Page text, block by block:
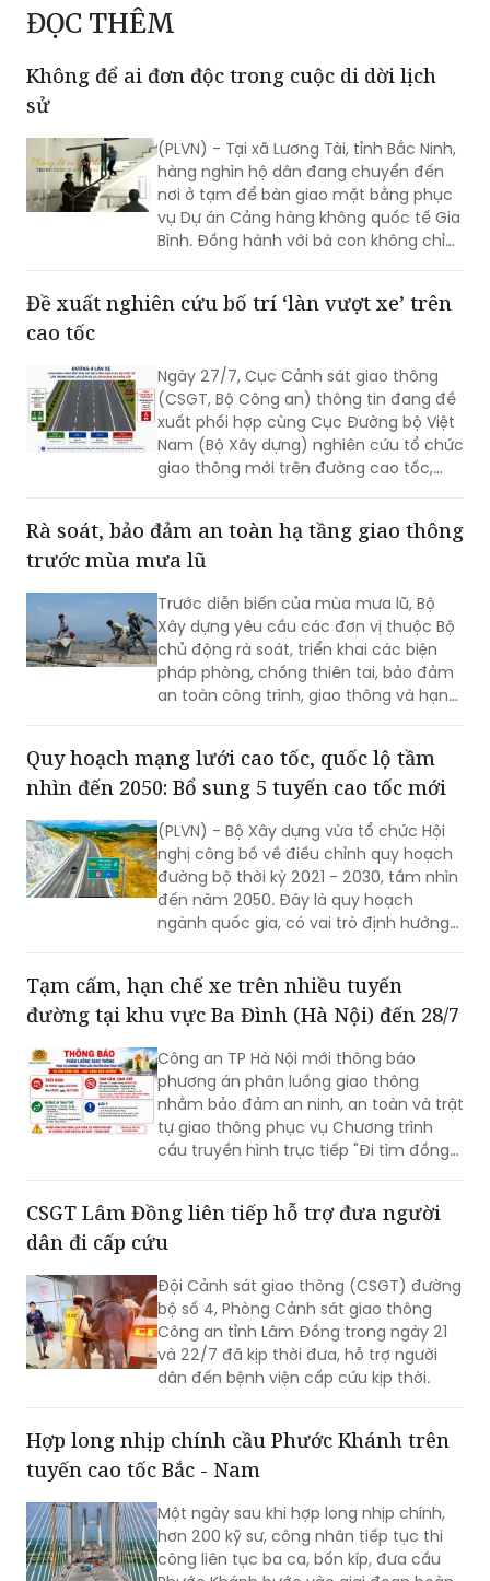
ĐỌC THÊM
Không để ai đơn độc trong cuộc di dời lịch
sử
(PLVN) - Tại xã Lương Tài, tỉnh Bắc Ninh,
hàng nghìn hộ dân đang chuyển đến
nơi ở tạm để bàn giao mặt bằng phục
vụ Dự án Cảng hàng không quốc tế Gia
Bình. Đồng hành với bà con không chỉ
những tấm lòng thiện nguyện. Chính sự
không khí đồng thuận và nghĩa tình.
Đề xuất nghiên cứu bố trí ‘làn vượt xe’ trên
cao tốc
Ngày 27/7, Cục Cảnh sát giao thông
(CSGT, Bộ Công an) thông tin đang đề
xuất phối hợp cùng Cục Đường bộ Việt
Nam (Bộ Xây dựng) nghiên cứu tổ chức
giao thông mới trên đường cao tốc,
Rà soát, bảo đảm an toàn hạ tầng giao thông
trước mùa mưa lũ
Trước diễn biến của mùa mưa lũ, Bộ
Xây dựng yêu cầu các đơn vị thuộc Bộ
chủ động rà soát, triển khai các biện
pháp phòng, chống thiên tai, bảo đảm
an toàn công trình, giao thông và hạn
Quy hoạch mạng lưới cao tốc, quốc lộ tầm
nhìn đến 2050: Bổ sung 5 tuyến cao tốc mới
(PLVN) - Bộ Xây dựng vừa tổ chức Hội
nghị công bố về điều chỉnh quy hoạch
đường bộ thời kỳ 2021 - 2030, tầm nhìn
đến năm 2050. Đây là quy hoạch
ngành quốc gia, có vai trò định hướng
huy động nguồn lực đầu tư, tăng
cường liên kết vùng và kết nối các
cảng biển, cảng hàng không cùng các
đầu mối giao thông quan trọng.
Tạm cấm, hạn chế xe trên nhiều tuyến
đường tại khu vực Ba Đình (Hà Nội) đến 28/7
Công an TP Hà Nội mới thông báo
phương án phân luồng giao thông
nhằm bảo đảm an ninh, an toàn và trật
tự giao thông phục vụ Chương trình
cầu truyền hình trực tiếp "Đi tìm đồng
Anh hùng liệt sĩ, phường Ba Đình.
CSGT Lâm Đồng liên tiếp hỗ trợ đưa người
dân đi cấp cứu
Đội Cảnh sát giao thông (CSGT) đường
bộ số 4, Phòng Cảnh sát giao thông
Công an tỉnh Lâm Đồng trong ngày 21
và 22/7 đã kịp thời đưa, hỗ trợ người
dân đến bệnh viện cấp cứu kịp thời.
Hợp long nhịp chính cầu Phước Khánh trên
tuyến cao tốc Bắc - Nam
Một ngày sau khi hợp long nhịp chính,
hơn 200 kỹ sư, công nhân tiếp tục thi
công liên tục ba ca, bốn kíp, đưa cầu